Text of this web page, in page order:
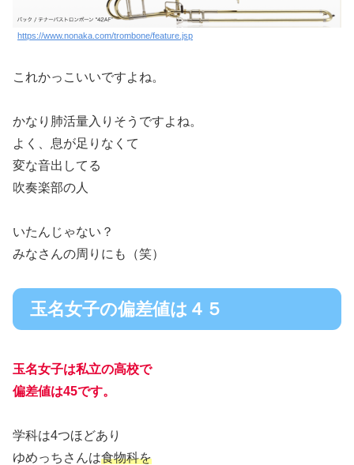
https://www.nonaka.com/trombone/feature.jsp
これかっこいいですよね。
かなり肺活量入りそうですよね。
よく、息が足りなくて
変な音出してる
吹奏楽部の人
いたんじゃない？
みなさんの周りにも（笑）
玉名女子の偏差値は４５
玉名女子は私立の高校で
偏差値は45です。
学科は4つほどあり
ゆめっちさんは食物科を